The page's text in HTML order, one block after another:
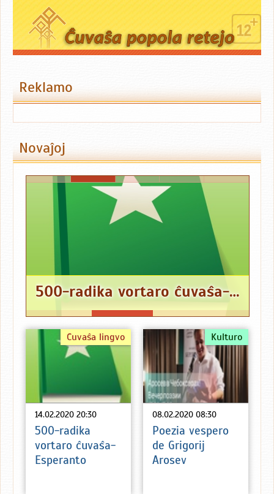
Reklamo
Novaĵoj
500-radika vortaro ĉuvaŝa-Esperanto
14.02.2020 20:30
Ĉuvaŝa lingvo
500-radika
vortaro ĉuvaŝa-
Esperanto
08.02.2020 08:30
Kulturo
Poezia vespero
de Grigorij
Arosev